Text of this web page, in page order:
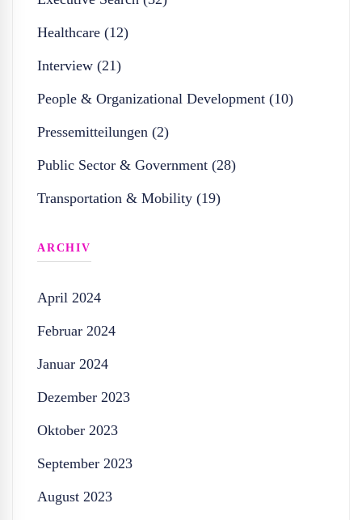
Healthcare (12)
Interview (21)
People & Organizational Development (10)
Pressemitteilungen (2)
Public Sector & Government (28)
Transportation & Mobility (19)
ARCHIV
April 2024
Februar 2024
Januar 2024
Dezember 2023
Oktober 2023
September 2023
August 2023